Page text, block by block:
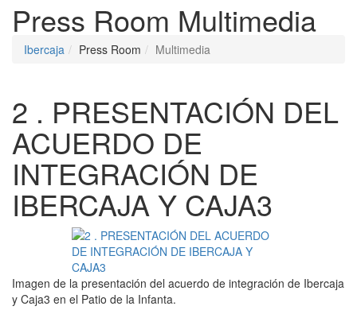
Press Room Multimedia
Ibercaja Press Room Multimedia
2 . PRESENTACIÓN DEL
ACUERDO DE
INTEGRACIÓN DE
IBERCAJA Y CAJA3
Imagen de la presentación del acuerdo de integración de Ibercaja
y Caja3 en el Patio de la Infanta.